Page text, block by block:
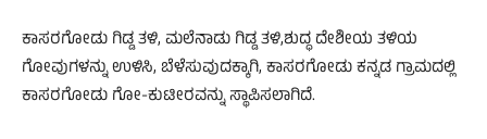
ಕಾಸರಗೋಡು ಗಿಡ್ಡ ತಳಿ, ಮಲೆನಾಡು ಗಿಡ್ಡ ತಳಿ,ಶುದ್ಧ ದೇಶೀಯ ತಳಿಯ
ಗೋವುಗಳನ್ನು ಉಳಿಸಿ, ಬೆಳೆಸುವುದಕ್ಕಾಗಿ, ಕಾಸರಗೋಡು ಕನ್ನಡ ಗ್ರಾಮದಲ್ಲಿ
ಕಾಸರಗೋಡು ಗೋ-ಕುಟೀರವನ್ನು ಸ್ಥಾಪಿಸಲಾಗಿದೆ.